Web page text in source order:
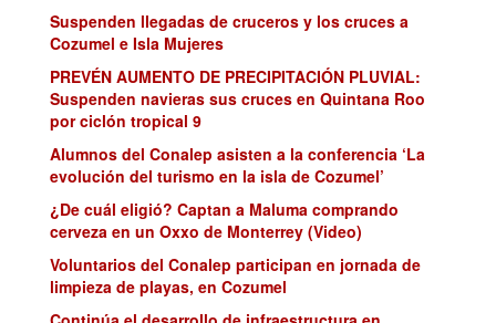
Suspenden llegadas de cruceros y los cruces a
Cozumel e Isla Mujeres
PREVÉN AUMENTO DE PRECIPITACIÓN PLUVIAL:
Suspenden navieras sus cruces en Quintana Roo
por ciclón tropical 9
Alumnos del Conalep asisten a la conferencia ‘La
evolución del turismo en la isla de Cozumel’
¿De cuál eligió? Captan a Maluma comprando
cerveza en un Oxxo de Monterrey (Video)
Voluntarios del Conalep participan en jornada de
limpieza de playas, en Cozumel